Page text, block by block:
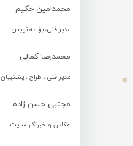
محمدامین حکیم
مدیر فنی، برنامه نویس
محمدرضا کمالی
مدیر فنی ، طراح ، پشتیبان
مجتبی حسن زاده
عکاس و خبرنگار سایت